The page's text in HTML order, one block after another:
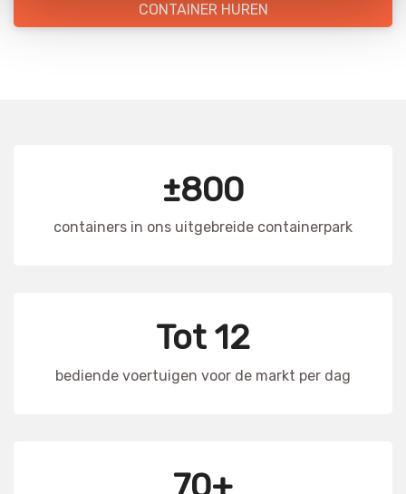
CONTAINER HUREN
±800
containers in ons uitgebreide containerpark
Tot 12
bediende voertuigen voor de markt per dag
70+